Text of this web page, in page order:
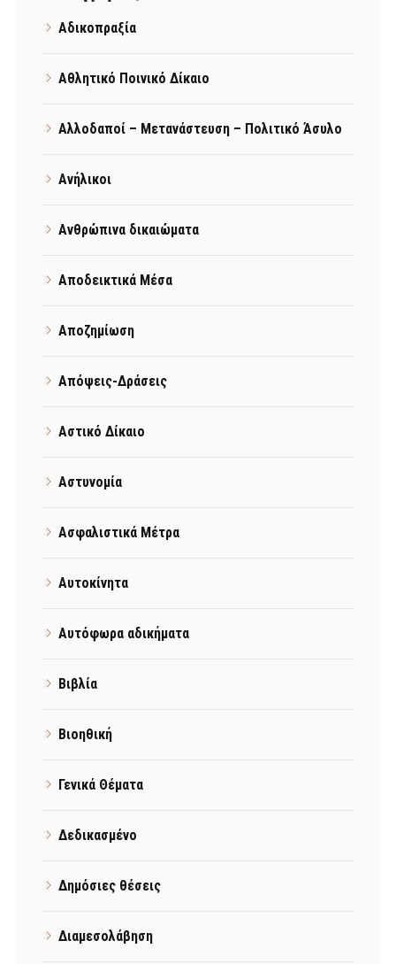
Αδικοπραξία
Αθλητικό Ποινικό Δίκαιο
Αλλοδαποί – Μετανάστευση – Πολιτικό Άσυλο
Ανήλικοι
Ανθρώπινα δικαιώματα
Αποδεικτικά Μέσα
Αποζημίωση
Απόψεις-Δράσεις
Αστικό Δίκαιο
Αστυνομία
Ασφαλιστικά Μέτρα
Αυτοκίνητα
Αυτόφωρα αδικήματα
Βιβλία
Βιοηθική
Γενικά Θέματα
Δεδικασμένο
Δημόσιες θέσεις
Διαμεσολάβηση